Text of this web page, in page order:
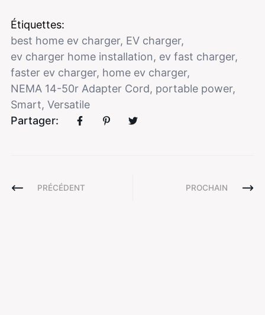
Étiquettes:
best home ev charger, EV charger,
ev charger home installation, ev fast charger,
faster ev charger, home ev charger,
NEMA 14-50r Adapter Cord, portable power,
Smart, Versatile
Partager:
PRÉCÉDENT PROCHAIN